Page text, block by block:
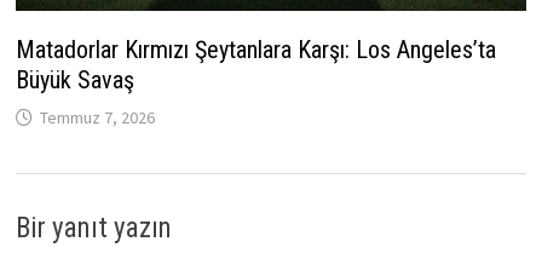
Matadorlar Kırmızı Şeytanlara Karşı: Los Angeles’ta
Büyük Savaş
Temmuz 7, 2026
Bir yanıt yazın